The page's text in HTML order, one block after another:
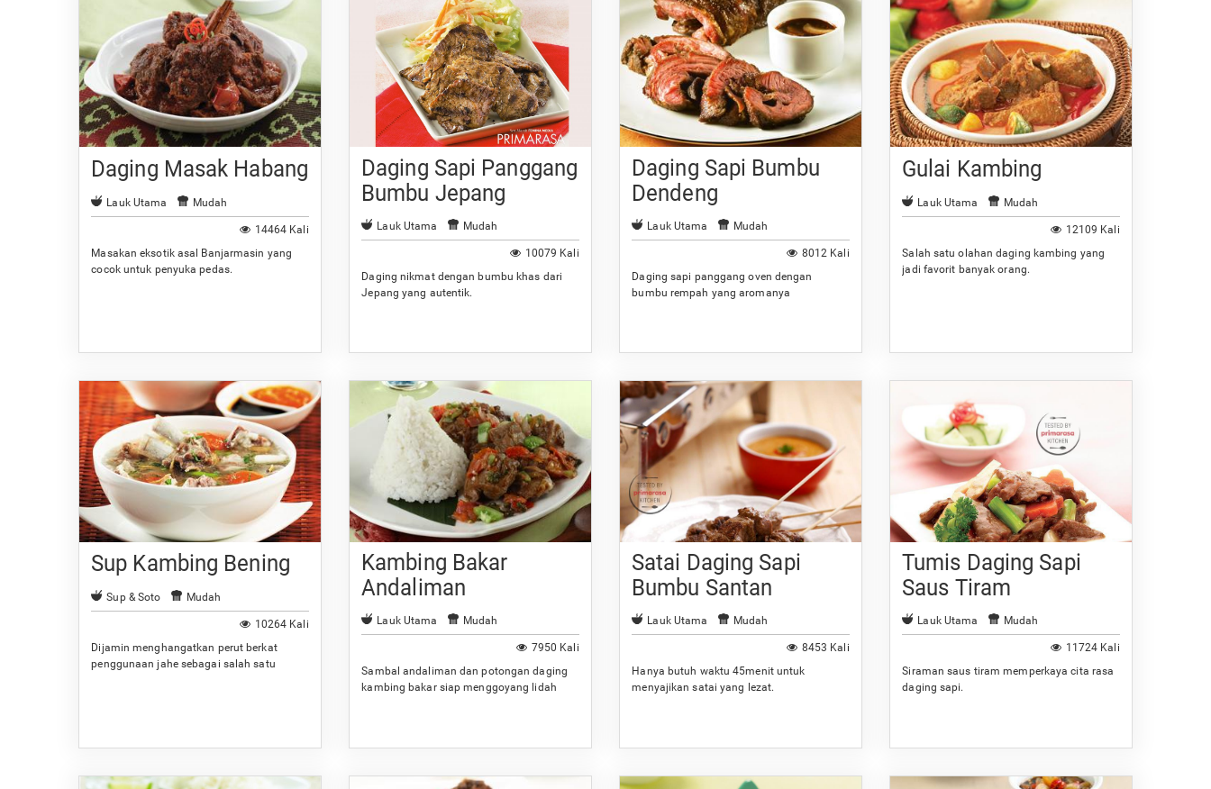
Daging Masak Habang
Lauk Utama Mudah
14464 Kali
Masakan eksotik asal Banjarmasin yang
cocok untuk penyuka pedas.
Daging Sapi Panggang
Bumbu Jepang
Lauk Utama Mudah
10079 Kali
Daging nikmat dengan bumbu khas dari
Jepang yang autentik.
Daging Sapi Bumbu
Dendeng
Lauk Utama Mudah
8012 Kali
Daging sapi panggang oven dengan
bumbu rempah yang aromanya
Gulai Kambing
Lauk Utama Mudah
12109 Kali
Salah satu olahan daging kambing yang
jadi favorit banyak orang.
Sup Kambing Bening
Sup & Soto Mudah
10264 Kali
Dijamin menghangatkan perut berkat
penggunaan jahe sebagai salah satu
Kambing Bakar
Andaliman
Lauk Utama Mudah
7950 Kali
Sambal andaliman dan potongan daging
kambing bakar siap menggoyang lidah
Satai Daging Sapi
Bumbu Santan
Lauk Utama Mudah
8453 Kali
Hanya butuh waktu 45menit untuk
menyajikan satai yang lezat.
Tumis Daging Sapi
Saus Tiram
Lauk Utama Mudah
11724 Kali
Siraman saus tiram memperkaya cita rasa
daging sapi.